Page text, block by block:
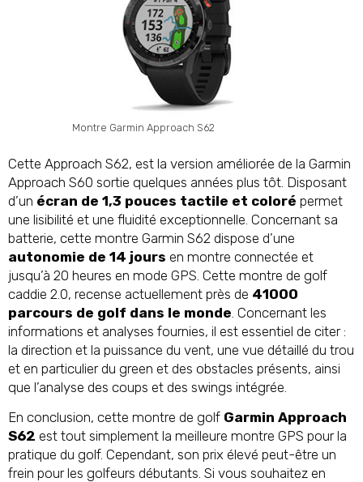
Montre Garmin Approach S62
Cette Approach S62, est la version améliorée de la Garmin
Approach S60 sortie quelques années plus tôt. Disposant
d’un écran de 1,3 pouces tactile et coloré permet
une lisibilité et une fluidité exceptionnelle. Concernant sa
batterie, cette montre Garmin S62 dispose d’une
autonomie de 14 jours en montre connectée et
jusqu’à 20 heures en mode GPS. Cette montre de golf
caddie 2.0, recense actuellement près de 41000
parcours de golf dans le monde. Concernant les
informations et analyses fournies, il est essentiel de citer :
la direction et la puissance du vent, une vue détaillé du trou
et en particulier du green et des obstacles présents, ainsi
que l’analyse des coups et des swings intégrée.
En conclusion, cette montre de golf Garmin Approach
S62 est tout simplement la meilleure montre GPS pour la
pratique du golf. Cependant, son prix élevé peut-être un
frein pour les golfeurs débutants. Si vous souhaitez en